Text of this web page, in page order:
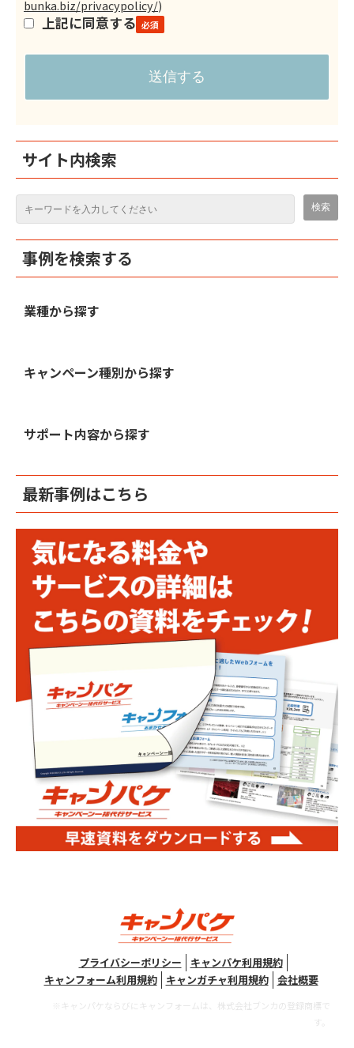
bunka.biz/privacypolicy/)
上記に同意する
サイト内検索
事例を検索する
業種から探す
キャンペーン種別から探す
サポート内容から探す
最新事例はこちら
プライバシーポリシー
キャンパケ利用規約
キャンフォーム利用規約
キャンガチャ利用規約 会社概要
※キャンパケならびにキャンフォームは、株式会社ブンカの登録商標で
す。